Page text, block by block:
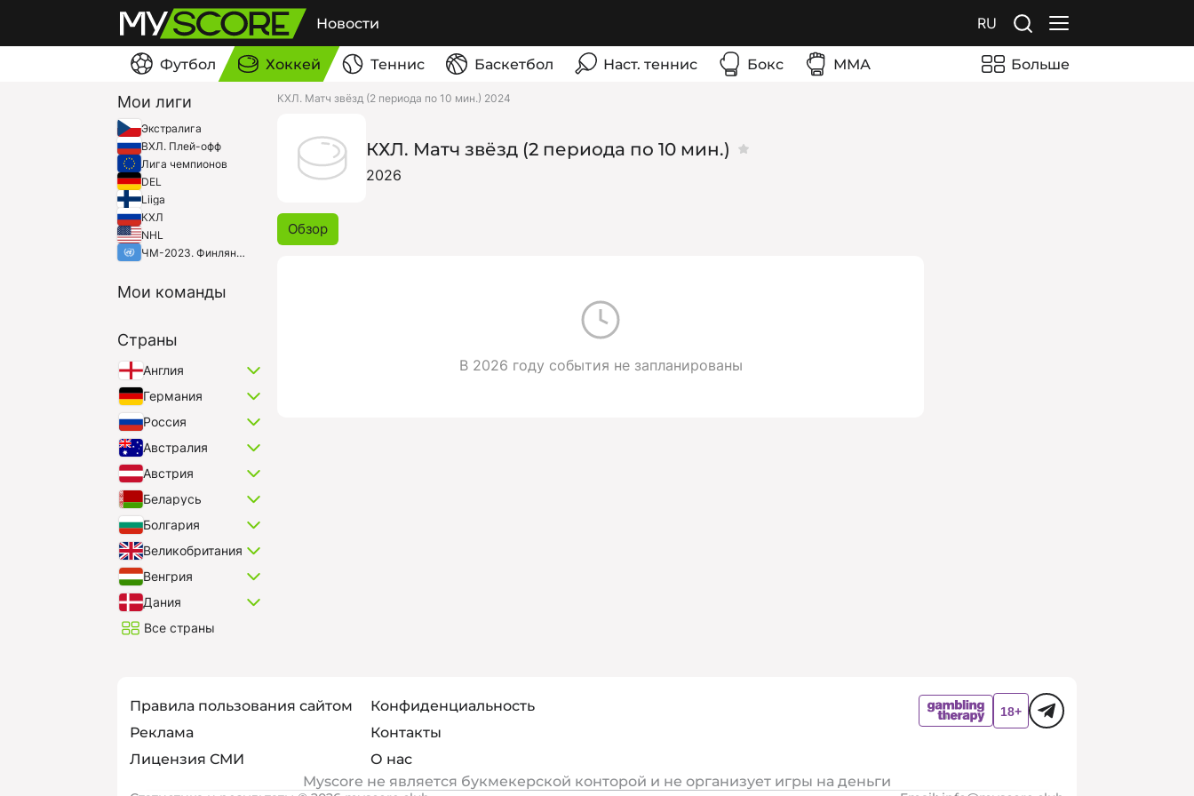
Новости RU
Футбол Хоккей Теннис Баскетбол Наст. теннис Бокс ММА Больше
Мои лиги
Экстралига
ВХЛ. Плей-офф
Лига чемпионов
DEL
Liiga
КХЛ
NHL
ЧМ-2023. Финляндия/Латвия
Мои команды
Страны
Англия
Германия
Россия
Австралия
Австрия
Беларусь
Болгария
Великобритания
Венгрия
Дания
Все страны
КХЛ. Матч звёзд (2 периода по 10 мин.) 2024
КХЛ. Матч звёзд (2 периода по 10 мин.)
2026
Обзор
В 2026 году события не запланированы
Правила пользования сайтом
Конфиденциальность
Реклама
Контакты
Лицензия СМИ
О нас
Myscore не является букмекерской конторой и не организует игры на деньги